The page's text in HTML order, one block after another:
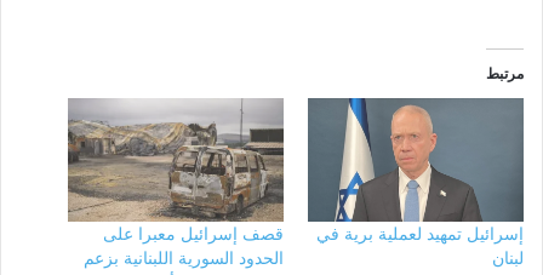
مرتبط
إسرائيل تمهيد لعملية برية في
لبنان
قصف إسرائيل معبرا على
الحدود السورية اللبنانية بزعم